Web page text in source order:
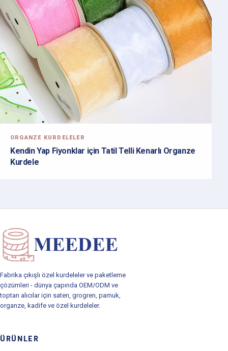
ORGANZE KURDELELER
Kendin Yap Fiyonklar için Tatil Telli Kenarlı Organze
Kurdele
Fabrika çıkışlı özel kurdeleler ve paketleme
çözümleri - dünya çapında OEM/ODM ve
toptan alıcılar için saten, grogren, pamuk,
organze, kadife ve özel kurdeleler.
ÜRÜNLER